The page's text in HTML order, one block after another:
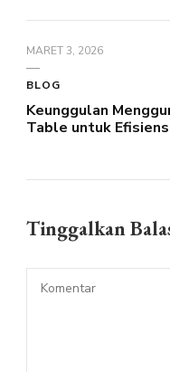
MARET 3, 2026
BLOG
Keunggulan
Table untuk
Tinggalkan